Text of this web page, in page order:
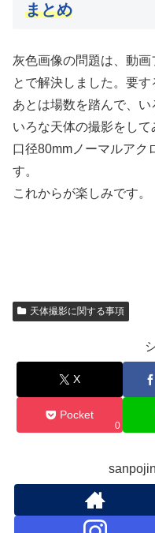
まとめ
灰色画像の問題は、動
とで解決しました。要す
あとは場数を踏んで、
いろな天体の撮影をして
口径80mmノーマルアク
す。
これからが楽しみです。
天体撮影に関する事項
X
Pocket
0